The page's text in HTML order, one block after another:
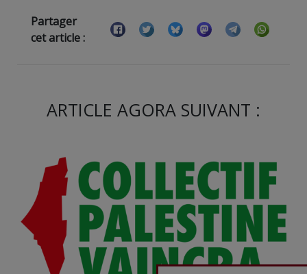
Partager
cet article :
ARTICLE AGORA SUIVANT :